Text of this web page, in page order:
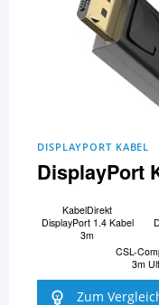
DISPLAYPORT KABEL
DisplayPort
KabelDirekt
DisplayPort 1.4 Kabel
3m
CSL-
3m
Zum